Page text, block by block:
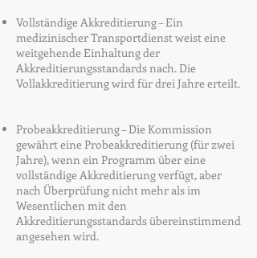
Vollständige Akkreditierung – Ein
medizinischer Transportdienst weist eine
weitgehende Einhaltung der
Akkreditierungsstandards nach. Die
Vollakkreditierung wird für drei Jahre erteilt.
Probeakkreditierung – Die Kommission
gewährt eine Probeakkreditierung (für zwei
Jahre), wenn ein Programm über eine
vollständige Akkreditierung verfügt, aber
nach Überprüfung nicht mehr als im
Wesentlichen mit den
Akkreditierungsstandards übereinstimmend
angesehen wird.